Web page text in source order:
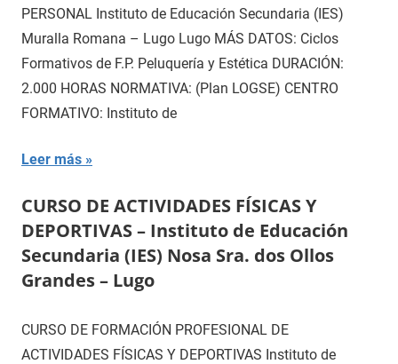
PERSONAL Instituto de Educación Secundaria (IES)
Muralla Romana – Lugo Lugo MÁS DATOS: Ciclos
Formativos de F.P. Peluquería y Estética DURACIÓN:
2.000 HORAS NORMATIVA: (Plan LOGSE) CENTRO
FORMATIVO: Instituto de
Leer más
CURSO DE ACTIVIDADES FÍSICAS Y
DEPORTIVAS – Instituto de Educación
Secundaria (IES) Nosa Sra. dos Ollos
Grandes – Lugo
CURSO DE FORMACIÓN PROFESIONAL DE
ACTIVIDADES FÍSICAS Y DEPORTIVAS Instituto de